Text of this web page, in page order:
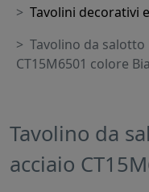
Tavolini decorativi
Tavolino da salotto
CT15M6501 colore
Tavolino da
acciaio